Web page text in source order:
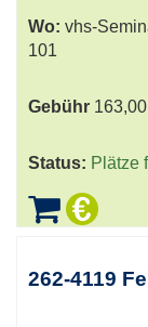
Wo: vhs-
101
Gebühr
Status: Plätze
262-4119